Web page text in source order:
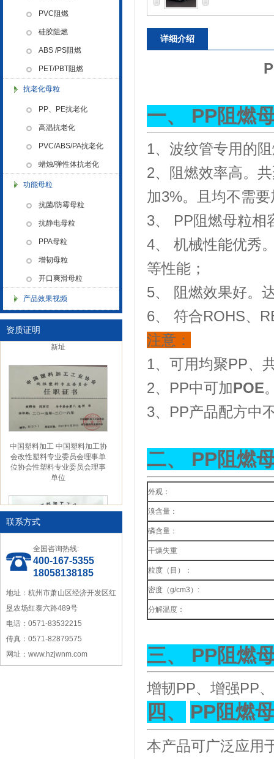
PVC阻燃
硅胶阻燃
ABS /PS阻燃
PET/PBT阻燃
抗老化母粒
PP、PE抗老化
高温抗老化
PVC/ABS/PA抗老化
蜡烛/弹性体抗老化
功能母粒
抗菌/防霉母粒
抗静电母粒
PPA母粒
增韧母粒
开口爽滑母粒
产品效果视频
资质证明
金微纳米荣获“国家高新技术企
金微纳米新材料 杭州）公司营
金微纳米（杭州）有限公司搬
新址
会改性塑料专业委员会理事单
位协会性塑料专业委员会理事
单位
中国塑料加工工业协会理事
联系方式
全国咨询热线:
400-167-5355
18058138185
地址：杭州市萧山区经济开发区红
垦农场红泰六路489号
电话：0571-83532215
传真：0571-82879575
网址：www.hzjwnm.com
详细介绍
一、 PP阻燃
1、波纹管专用的
2、阻燃效率高。
加3%。且均不需
3、 PP阻燃母粒相
4、 机械性能优秀
等性能；
5、 阻燃效果好。
6、 符合ROHS、
注意：
1、可用均聚PP、
2、PP中可加POE
3、PP产品配方中
二、 PP阻燃
外观：
溴含量：
磷含量：
干燥失重
粒度（目）：
密度（g/cm3 ） :
分解温度：
三、 PP阻燃
增韧PP、增强PP
四、 PP阻燃
本产品可广泛应用